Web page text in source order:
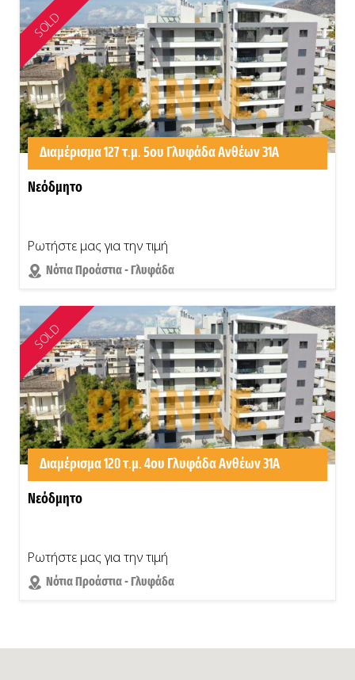
SOLD
Διαμέρισμα 127 τ.μ. 5ου Γλυφάδα Ανθέων 31Α
Νεόδμητο
Ρωτήστε μας για την τιμή
Νότια Προάστια - Γλυφάδα
SOLD
Διαμέρισμα 120 τ.μ. 4ου Γλυφάδα Ανθέων 31Α
Νεόδμητο
Ρωτήστε μας για την τιμή
Νότια Προάστια - Γλυφάδα